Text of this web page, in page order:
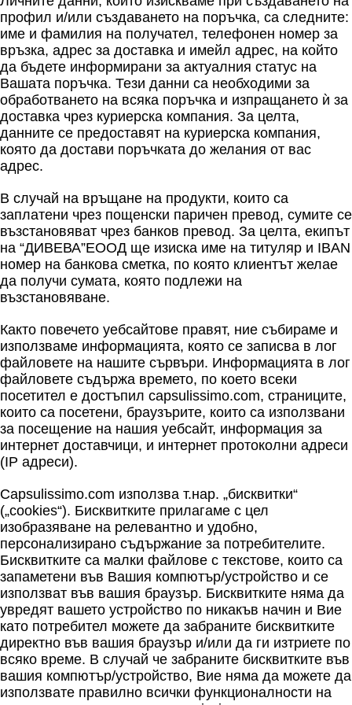
профил и/или създаването на поръчка, са следните:
име и фамилия на получател, телефонен номер за
връзка, адрес за доставка и имейл адрес, на който
да бъдете информирани за актуалния статус на
Вашата поръчка. Тези данни са необходими за
обработването на всяка поръчка и изпращането ѝ за
доставка чрез куриерска компания. За целта,
данните се предоставят на куриерска компания,
която да достави поръчката до желания от вас
адрес.
В случай на връщане на продукти, които са
заплатени чрез пощенски паричен превод, сумите се
възстановяват чрез банков превод. За целта, екипът
на “ДИВЕВА”ЕООД ще изиска име на титуляр и IBAN
номер на банкова сметка, по която клиентът желае
да получи сумата, която подлежи на
възстановяване.
Както повечето уебсайтове правят, ние събираме и
използваме информацията, която се записва в лог
файловете на нашите сървъри. Информацията в лог
файловете съдържа времето, по което всеки
посетител e достъпил capsulissimo.com, страниците,
които са посетени, браузърите, които са използвани
за посещение на нашия уебсайт, информация за
интернет доставчици, и интернет протоколни адреси
(IP адреси).
Capsulissimo.com използва т.нар. „бисквитки“
(„cookies“). Бисквитките прилагаме с цел
изобразяване на релевантно и удобно,
персонализирано съдържание за потребителите.
Бисквитките са малки файлове с текстове, които са
запаметени във Вашия компютър/устройство и се
използват във вашия браузър. Бисквитките няма да
увредят вашето устройство по никакъв начин и Вие
като потребител можете да забраните бисквитките
директно във вашия браузър и/или да ги изтриете по
всяко време. В случай че забраните бисквитките във
вашия компютър/устройство, Вие няма да можете да
използвате правилно всички функционалности на